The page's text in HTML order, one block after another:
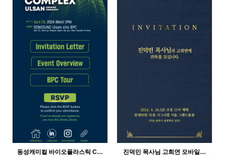
441
12-21
772
12-21
동성캐미컬 바이오플라스틱 C… 진덕민 목사님 고희연 모바일…